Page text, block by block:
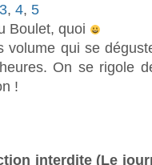
3, 4, 5
Boulet, quoi
volume qui se
On se rigole
!
interdite (Le